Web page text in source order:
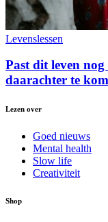
Levenslessen
Past dit leven
daarachter te
Lezen over
Goed nieuws
Mental health
Slow life
Creativiteit
Shop